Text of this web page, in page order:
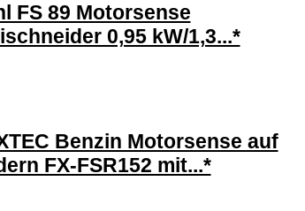
FS 89 Motorsense
0,95 kW/1,3...*
Benzin Motorsense auf
FX-FSR152 mit...*